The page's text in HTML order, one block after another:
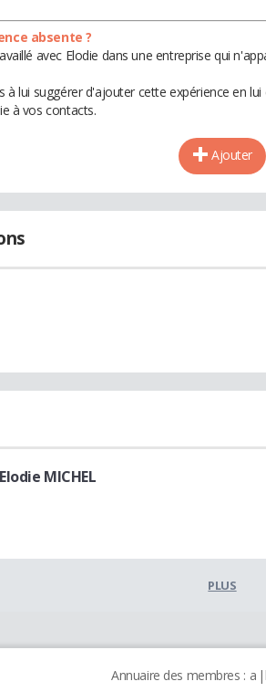
absente ?
avec Elodie dans une entreprise qui
à lui suggérer d'ajouter cette expérience en
à vos contacts.
Ajouter
Elodie MICHEL
PLUS
Annuaire des membres : a